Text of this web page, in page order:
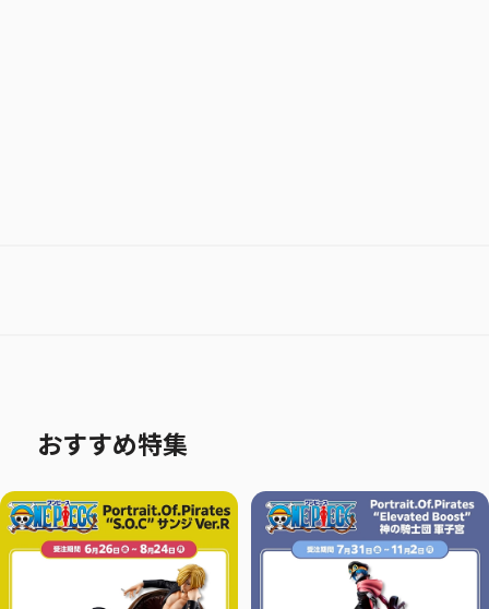
おすすめ特集